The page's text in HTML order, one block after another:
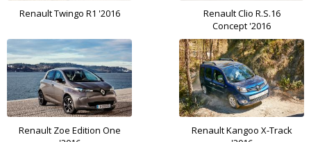
Renault Twingo R1 '2016
Renault Clio R.S.16
Concept '2016
Renault Zoe Edition One
Renault Kangoo X-Track